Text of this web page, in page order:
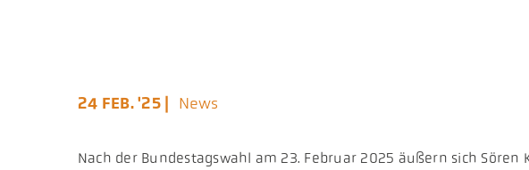
24 FEB. '25 | News
Nach der Bundestagswahl am 23. Februar 2025 äußern sich